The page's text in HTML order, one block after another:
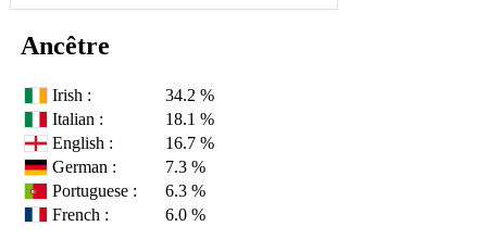
Ancêtre
Irish :
34.2 %
Italian :
18.1 %
English :
16.7 %
German :
7.3 %
Portuguese :
6.3 %
French :
6.0 %